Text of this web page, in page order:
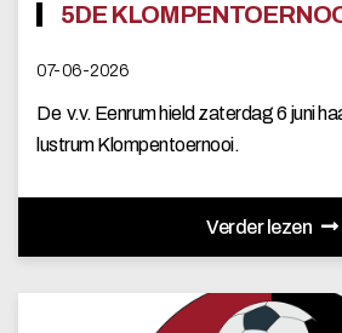
5DE
07-06-2026
De v.v. Eenrum hield zaterdag 6 juni
lustrum Klompentoernooi.
Verder lezen